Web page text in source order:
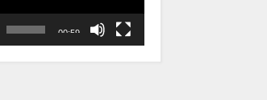
00:59